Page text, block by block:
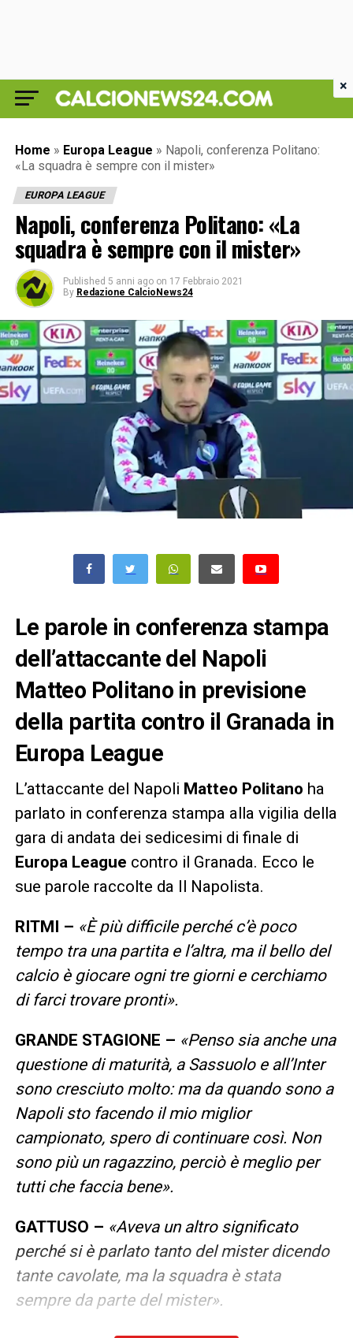
Home » Europa League » Napoli, conferenza Politano:
«La squadra è sempre con il mister»
EUROPA LEAGUE
Napoli, conferenza Politano: «La
squadra è sempre con il mister»
Published 5 anni ago on 17 Febbraio 2021
By Redazione CalcioNews24
Le parole in conferenza stampa
dell’attaccante del Napoli
Matteo Politano in previsione
della partita contro il Granada in
Europa League
L’attaccante del Napoli Matteo Politano ha
parlato in conferenza stampa alla vigilia della
gara di andata dei sedicesimi di finale di
Europa League contro il Granada. Ecco le
sue parole raccolte da Il Napolista.
RITMI – «È più difficile perché c’è poco
tempo tra una partita e l’altra, ma il bello del
calcio è giocare ogni tre giorni e cerchiamo
di farci trovare pronti».
GRANDE STAGIONE – «Penso sia anche una
questione di maturità, a Sassuolo e all’Inter
sono cresciuto molto: ma da quando sono a
Napoli sto facendo il mio miglior
campionato, spero di continuare così. Non
sono più un ragazzino, perciò è meglio per
tutti che faccia bene».
GATTUSO – «Aveva un altro significato
perché si è parlato tanto del mister dicendo
tante cavolate, ma la squadra è stata
sempre da parte del mister».
×